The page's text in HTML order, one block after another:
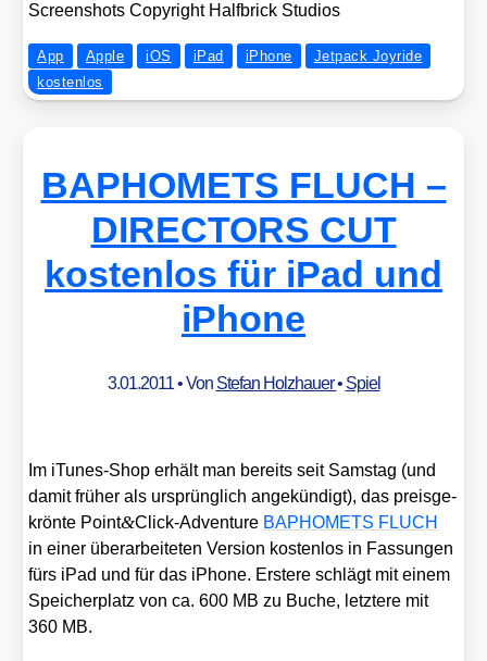
Screen­shots Copy­right Half­brick Stu­di­os
App Apple iOS iPad iPhone
Jetpack Joyride
kostenlos
BAPHOMETS FLUCH –
DIRECTORS CUT
kostenlos für iPad und
iPhone
3.01.2011• Von Stefan Holzhauer• Spiel
Im iTu­nes-Shop erhält man bereits seit Sams­tag (und
damit frü­her als ursprüng­lich ange­kün­digt), das preis­ge­
krön­te Point&Click-Adventure BAPHOMETS FLUCH
in einer über­ar­bei­te­ten Ver­si­on kos­ten­los in Fas­sun­gen
fürs iPad und für das iPho­ne. Ers­te­re schlägt mit einem
Spei­cher­platz von ca. 600 MB zu Buche, letz­te­re mit
360 MB.